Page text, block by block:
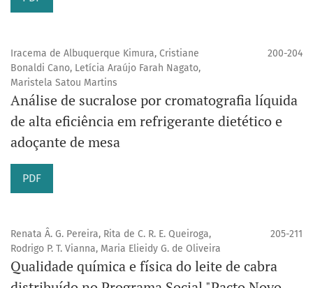
Iracema de Albuquerque Kimura, Cristiane
Bonaldi Cano, Letícia Araújo Farah Nagato,
Maristela Satou Martins
200-204
Análise de sucralose por cromatografia líquida
de alta eficiência em refrigerante dietético e
adoçante de mesa
PDF
Renata Â. G. Pereira, Rita de C. R. E. Queiroga,
Rodrigo P. T. Vianna, Maria Elieidy G. de Oliveira
205-211
Qualidade química e física do leite de cabra